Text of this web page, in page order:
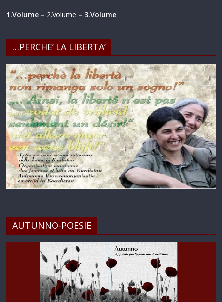
1.Volume – 2.Volume – 3.Volume
…PERCHE’ LA LIBERTA’
AUTUNNO-POESIE